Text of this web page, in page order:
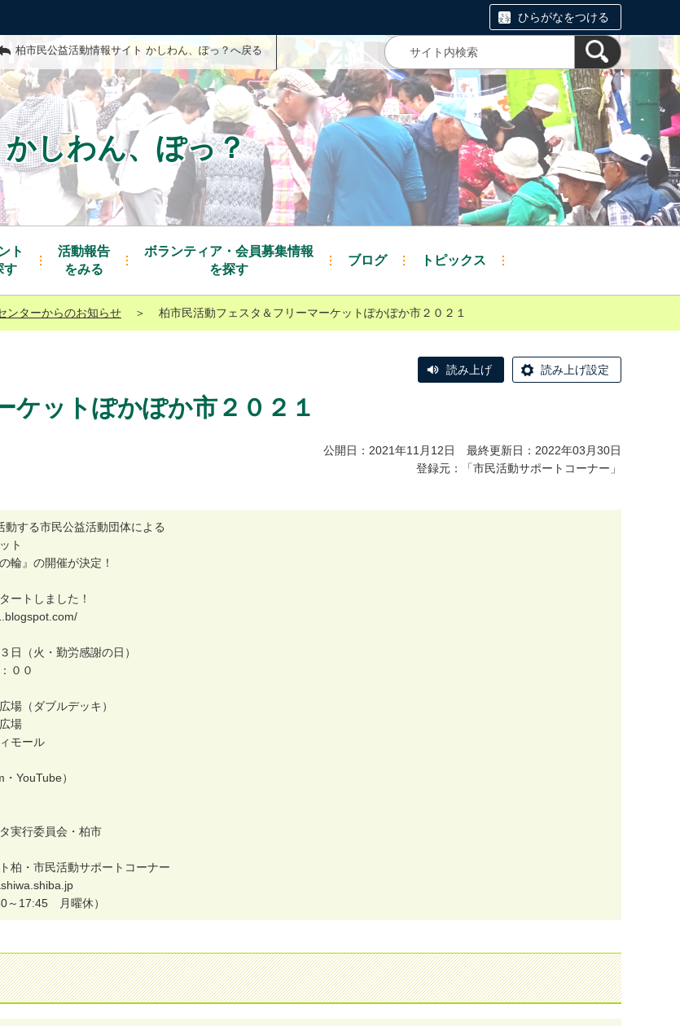
ひらがなをつける
柏市民公益活動情報サイト かしわん、ぽっ？へ戻る
しわん、ぽっ？
ト
す
活動報告
をみる
ボランティア・会員募集情報
を探す
ブログ トピックス
ンターからのお知らせ ＞ 柏市民活動フェスタ＆フリーマーケットぽかぽか市２０２１
読み上げ 読み上げ設定
ケットぽかぽか市２０２１
公開日：2021年11月12日 最終更新日：2022年03月30日
登録元：「市民活動サポートコーナー」
動する市民公益活動団体に よ る
ッ ト
の輪 』 の開催が決定 ！
ター ト し ま した ！
blogspot com/
３ 日 （火 ・ 勤労感謝の日 ）
： ０ ０
広場 （ ダブルデッキ）
広場
ィ モール
・ YouTube）
タ実行委員会 ・ 柏市
ト柏 ・ 市民活動サポー ト コーナー
shiwa shiba jp
0～ 17:45 月曜休）